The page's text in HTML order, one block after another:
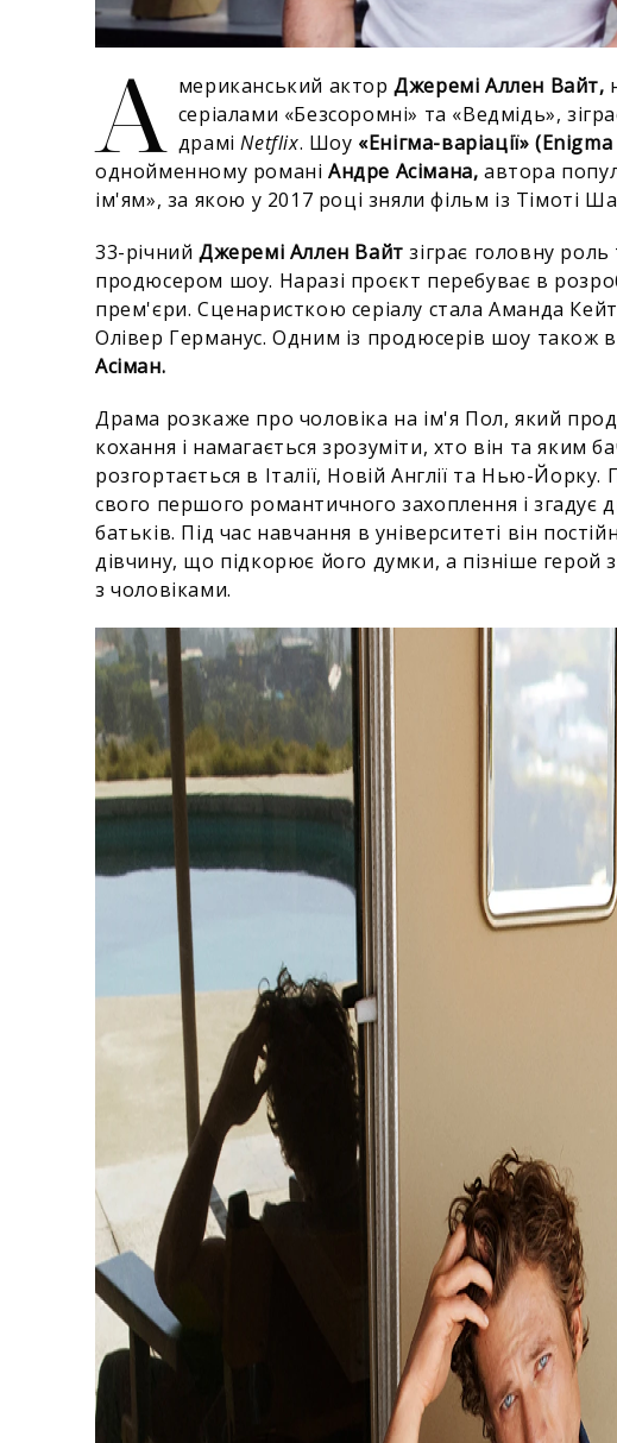
А мериканський акторДжеремі Аллен Вайт,
серіалами «Безсоромні» та «Ведмідь»,
драміNetflix. Шоу «Енігма-варіації»
однойменному романі Андре Асімана, автора
ім'ям», за якою у 2017 році зняли фільм із Тімоті
33-річний Джеремі Аллен Вайтзіграє головну
продюсером шоу. Наразі проєкт перебуває в
прем'єри. Сценаристкою серіалу стала Аманда
Олівер Германус. Одним із продюсерів шоу також
Асіман.
Драма розкаже про чоловіка на ім'я Пол, який
кохання і намагається зрозуміти, хто він та яким
розгортається в Італії, Новій Англії та Нью-
свого першого романтичного захоплення і згадує
батьків. Під час навчання в університеті він
дівчину, що підкорює його думки, а пізніше герой
з чоловіками.